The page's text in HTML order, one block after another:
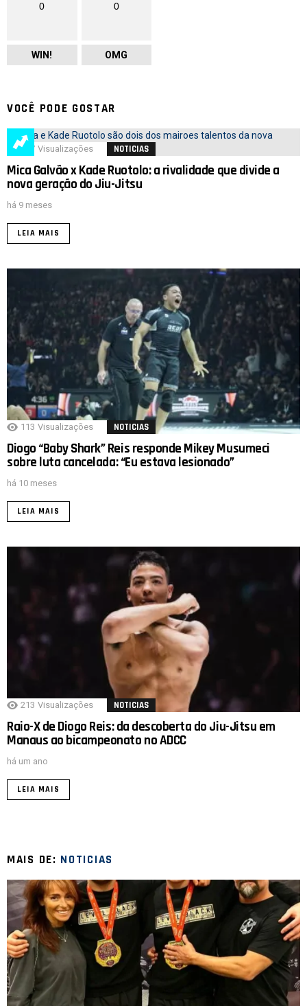
0
WIN!
0
OMG
VOCÊ PODE GOSTAR
327 Visualizações NOTICIAS
Mica Galvão x Kade Ruotolo: a rivalidade que divide a
nova geração do Jiu-Jitsu
há 9 meses
LEIA MAIS
113 Visualizações NOTICIAS
Diogo “Baby Shark” Reis responde Mikey Musumeci
sobre luta cancelada: “Eu estava lesionado”
há 10 meses
LEIA MAIS
213 Visualizações NOTICIAS
Raio-X de Diogo Reis: da descoberta do Jiu-Jitsu em
Manaus ao bicampeonato no ADCC
há um ano
LEIA MAIS
MAIS DE: NOTICIAS